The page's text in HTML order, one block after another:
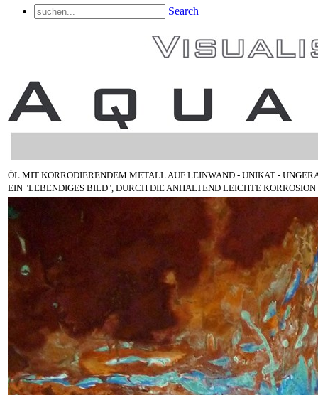
Search
ÖL MIT KORRODIERENDEM METALL AUF LEINWAND - UNIKAT -
EIN "LEBENDIGES BILD", DURCH DIE ANHALTEND LEICHTE